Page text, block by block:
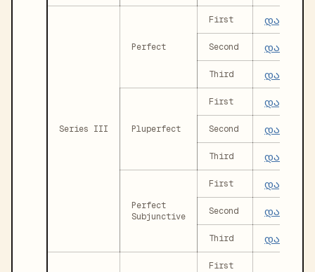
Series III
Perfect
First
Second
Third
Pluperfect
First
Second
Third
Perfect
Subjunctive
First
Second
Third
First